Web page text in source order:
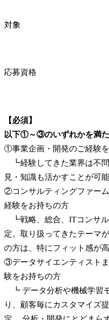
対象
応募資格
【必須】
以下①～③のいずれかを満た
①事業企画・開発のご経験
┗経験してきた業界は不
見・知識も活かすことが可能
②コンサルティングファー
経験をお持ちの方
┗戦略、総合、ITコンサル
定。取り扱ってきたテーマ
の方は、特にフィット感が
③データサイエンティスト
験をお持ちの方
┗ データ分析や機械学習
り、顧客毎にカスタマイズ